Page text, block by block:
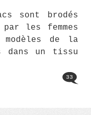
sont brodés
les femmes
de la
dans un tissu
33